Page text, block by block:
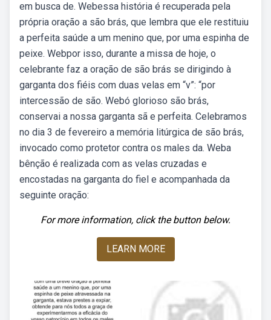
em busca de. Webessa história é recuperada pela
própria oração a são brás, que lembra que ele restituiu
a perfeita saúde a um menino que, por uma espinha de
peixe. Webpor isso, durante a missa de hoje, o
celebrante faz a oração de são brás se dirigindo à
garganta dos fiéis com duas velas em “v”: “por
intercessão de são. Webó glorioso são brás,
conservai a nossa garganta sã e perfeita. Celebramos
no dia 3 de fevereiro a memória litúrgica de são brás,
invocado como protetor contra os males da. Weba
bênção é realizada com as velas cruzadas e
encostadas na garganta do fiel e acompanhada da
seguinte oração:
For more information, click the button below.
LEARN MORE